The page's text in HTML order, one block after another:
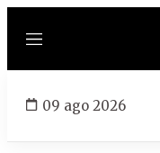
Menú
09 ago 2026